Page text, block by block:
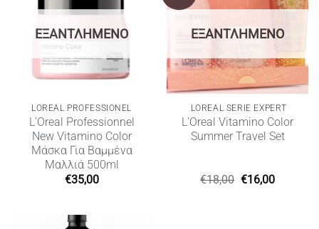
ΕΞΑΝΤΛΗΜΈΝΟ
LOREAL PROFESSIONEL
L’Oreal Professionnel
New Vitamino Color
Μάσκα Για Βαμμένα
Μαλλιά 500ml
€35,00
ΕΞΑΝΤΛΗΜΈΝΟ
LOREAL SERIE EXPERT
L’Oreal Vitamino Color
Summer Travel Set
€18,00 Original
€16,00Η